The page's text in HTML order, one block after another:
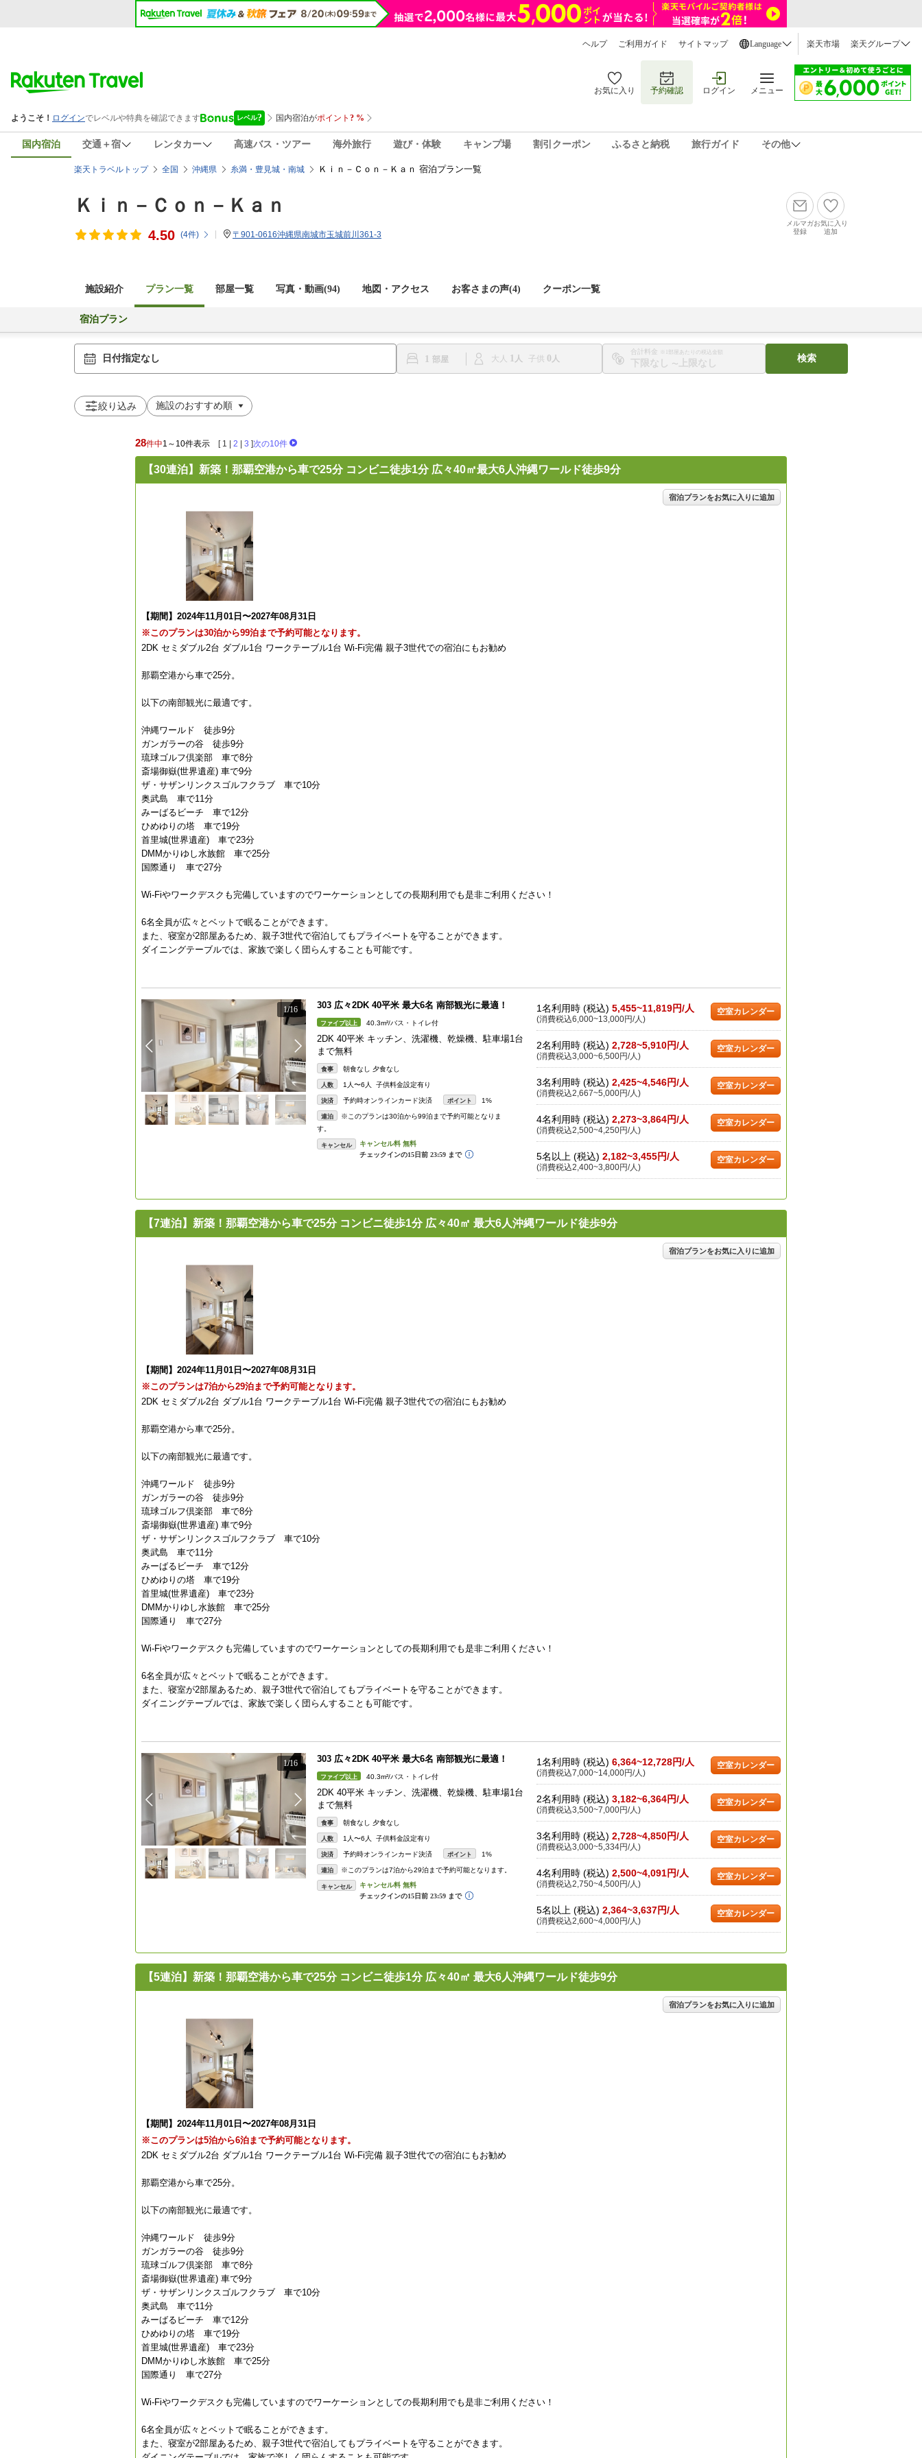
ヘルプ ご利用ガイド サイトマップ Language 楽天市場 楽天グループ
お気に入り 予約確認 ログイン メニュー
国内宿泊 交通＋宿 レンタカー 高速バス・ツアー 海外旅行 遊び・体験 キャンプ場 割引クーポン ふるさと納税 旅行ガイド その他
楽天トラベルトップ 全国 沖縄県 糸満・豊見城・南城 Ｋｉｎ－Ｃｏｎ－Ｋａｎ 宿泊プラン一覧
Ｋｉｎ－Ｃｏｎ－Ｋａｎ
4.50 (4件) 〒901-0616沖縄県南城市玉城前川361-3
メルマガ
登録
お気に入り
追加
施設紹介 プラン一覧 部屋一覧 写真・動画(94) 地図・アクセス お客さまの声(4) クーポン一覧
宿泊プラン
日付指定なし 1 大人 1 子供 0
合計料金 ※1部屋あたりの税込金額
〜
検索
絞り込み
28件中1～10件表示 [ 1 2 3 ]次の10件
【30連泊】新築！那覇空港から車で25分 コンビニ徒歩1分 広々40㎡最大6人沖縄ワールド徒歩9分
宿泊プランをお気に入りに追加
【期間】2024年11月01日〜2027年08月31日
※このプランは30泊から99泊まで予約可能となります。
2DK セミダブル2台 ダブル1台 ワークテーブル1台 Wi-Fi完備 親子3世代での宿泊にもお勧め
那覇空港から車で25分。
以下の南部観光に最適です。
沖縄ワールド 徒歩9分
ガンガラーの谷 徒歩9分
琉球ゴルフ倶楽部 車で8分
斎場御嶽(世界遺産) 車で9分
ザ・サザンリンクスゴルフクラブ 車で10分
奥武島 車で11分
みーばるビーチ 車で12分
ひめゆりの塔 車で19分
首里城(世界遺産) 車で23分
DMMかりゆし水族館 車で25分
国際通り 車で27分
Wi-Fiやワークデスクも完備していますのでワーケーションとしての長期利用でも是非ご利用ください！
6名全員が広々とベットで眠ることができます。
また、寝室が2部屋あるため、親子3世代で宿泊してもプライベートを守ることができます。
ダイニングテーブルでは、家族で楽しく団らんすることも可能です。
1/16 303 広々2DK 40平米 最大6名 南部観光に最適！
ファイブ以上 40.3m²/バス・トイレ付
2DK 40平米 キッチン、洗濯機、乾燥機、駐車場1台
まで無料
食事 朝食なし 夕食なし
人数 1人〜6人 子供料金設定有り
決済 予約時オンラインカード決済 ポイント 1%
連泊
※このプランは30泊から99泊まで予約可能となりま
す。
キャンセル
1名利用時 (税込) 5,455~11,819円/人
(消費税込6,000~13,000円/人)
空室カレンダー
2名利用時 (税込) 2,728~5,910円/人
(消費税込3,000~6,500円/人)
空室カレンダー
3名利用時 (税込) 2,425~4,546円/人
(消費税込2,667~5,000円/人)
空室カレンダー
4名利用時 (税込) 2,273~3,864円/人
(消費税込2,500~4,250円/人)
空室カレンダー
5名以上 (税込) 2,182~3,455円/人
(消費税込2,400~3,800円/人)
空室カレンダー
【7連泊】新築！那覇空港から車で25分 コンビニ徒歩1分 広々40㎡ 最大6人沖縄ワールド徒歩9分
宿泊プランをお気に入りに追加
【期間】2024年11月01日〜2027年08月31日
※このプランは7泊から29泊まで予約可能となります。
2DK セミダブル2台 ダブル1台 ワークテーブル1台 Wi-Fi完備 親子3世代での宿泊にもお勧め
那覇空港から車で25分。
以下の南部観光に最適です。
沖縄ワールド 徒歩9分
ガンガラーの谷 徒歩9分
琉球ゴルフ倶楽部 車で8分
斎場御嶽(世界遺産) 車で9分
ザ・サザンリンクスゴルフクラブ 車で10分
奥武島 車で11分
みーばるビーチ 車で12分
ひめゆりの塔 車で19分
首里城(世界遺産) 車で23分
DMMかりゆし水族館 車で25分
国際通り 車で27分
Wi-Fiやワークデスクも完備していますのでワーケーションとしての長期利用でも是非ご利用ください！
6名全員が広々とベットで眠ることができます。
また、寝室が2部屋あるため、親子3世代で宿泊してもプライベートを守ることができます。
ダイニングテーブルでは、家族で楽しく団らんすることも可能です。
1/16 303 広々2DK 40平米 最大6名 南部観光に最適！
ファイブ以上 40.3m²/バス・トイレ付
2DK 40平米 キッチン、洗濯機、乾燥機、駐車場1台
まで無料
食事 朝食なし 夕食なし
人数 1人〜6人 子供料金設定有り
決済 予約時オンラインカード決済 ポイント 1%
連泊 ※このプランは7泊から29泊まで予約可能となります。
キャンセル
1名利用時 (税込) 6,364~12,728円/人
(消費税込7,000~14,000円/人)
空室カレンダー
2名利用時 (税込) 3,182~6,364円/人
(消費税込3,500~7,000円/人)
空室カレンダー
3名利用時 (税込) 2,728~4,850円/人
(消費税込3,000~5,334円/人)
空室カレンダー
4名利用時 (税込) 2,500~4,091円/人
(消費税込2,750~4,500円/人)
空室カレンダー
5名以上 (税込) 2,364~3,637円/人
(消費税込2,600~4,000円/人)
空室カレンダー
【5連泊】新築！那覇空港から車で25分 コンビニ徒歩1分 広々40㎡ 最大6人沖縄ワールド徒歩9分
宿泊プランをお気に入りに追加
【期間】2024年11月01日〜2027年08月31日
※このプランは5泊から6泊まで予約可能となります。
2DK セミダブル2台 ダブル1台 ワークテーブル1台 Wi-Fi完備 親子3世代での宿泊にもお勧め
那覇空港から車で25分。
以下の南部観光に最適です。
沖縄ワールド 徒歩9分
ガンガラーの谷 徒歩9分
琉球ゴルフ倶楽部 車で8分
斎場御嶽(世界遺産) 車で9分
ザ・サザンリンクスゴルフクラブ 車で10分
奥武島 車で11分
みーばるビーチ 車で12分
ひめゆりの塔 車で19分
首里城(世界遺産) 車で23分
DMMかりゆし水族館 車で25分
国際通り 車で27分
Wi-Fiやワークデスクも完備していますのでワーケーションとしての長期利用でも是非ご利用ください！
6名全員が広々とベットで眠ることができます。
また、寝室が2部屋あるため、親子3世代で宿泊してもプライベートを守ることができます。